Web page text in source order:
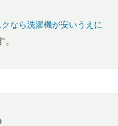
なら洗濯機が安いうえに